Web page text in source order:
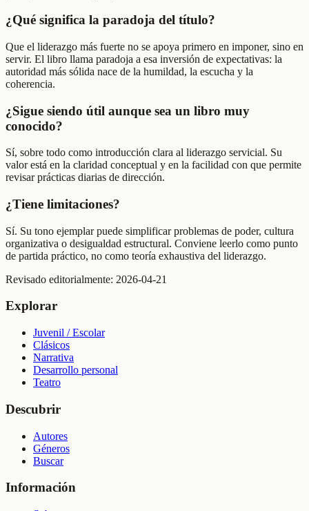
¿Qué significa la paradoja del título?
Que el liderazgo más fuerte no se apoya primero en imponer, sino en
servir. El libro llama paradoja a esa inversión de expectativas: la
autoridad más sólida nace de la humildad, la escucha y la
coherencia.
¿Sigue siendo útil aunque sea un libro muy
conocido?
Sí, sobre todo como introducción clara al liderazgo servicial. Su
valor está en la claridad conceptual y en la facilidad con que permite
revisar prácticas diarias de dirección.
¿Tiene limitaciones?
Sí. Su tono ejemplar puede simplificar problemas de poder, cultura
organizativa o desigualdad estructural. Conviene leerlo como punto
de partida práctico, no como teoría exhaustiva del liderazgo.
Revisado editorialmente: 2026-04-21
Explorar
Juvenil / Escolar
Clásicos
Narrativa
Desarrollo personal
Teatro
Descubrir
Autores
Géneros
Buscar
Información